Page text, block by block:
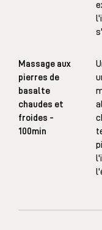
Massage aux
pierres de
basalte
chaudes et
froides -
100min